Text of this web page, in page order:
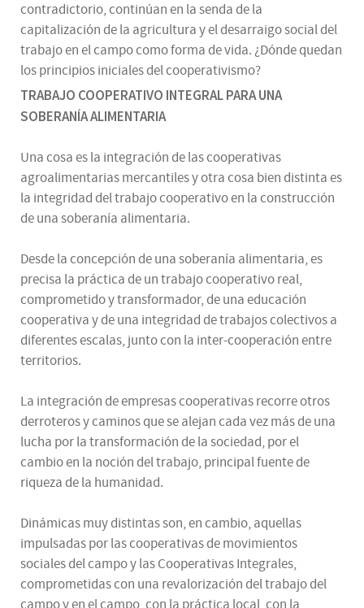
contradictorio, continúan en la senda de la
capitalización de la agricultura y el desarraigo social del
trabajo en el campo como forma de vida. ¿Dónde quedan
los principios iniciales del cooperativismo?
TRABAJO COOPERATIVO INTEGRAL PARA UNA
SOBERANÍA ALIMENTARIA
Una cosa es la integración de las cooperativas
agroalimentarias mercantiles y otra cosa bien distinta es
la integridad del trabajo cooperativo en la construcción
de una soberanía alimentaria.
Desde la concepción de una soberanía alimentaria, es
precisa la práctica de un trabajo cooperativo real,
comprometido y transformador, de una educación
cooperativa y de una integridad de trabajos colectivos a
diferentes escalas, junto con la inter-cooperación entre
territorios.
La integración de empresas cooperativas recorre otros
derroteros y caminos que se alejan cada vez más de una
lucha por la transformación de la sociedad, por el
cambio en la noción del trabajo, principal fuente de
riqueza de la humanidad.
Dinámicas muy distintas son, en cambio, aquellas
impulsadas por las cooperativas de movimientos
sociales del campo y las Cooperativas Integrales,
comprometidas con una revalorización del trabajo del